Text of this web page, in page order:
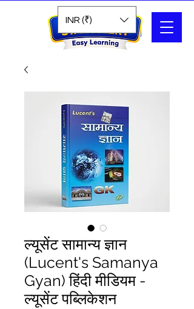
Search
INR (₹)
ल्यूसेंट सामान्य ज्ञान
(Lucent's Samanya
Gyan) हिंदी मीडियम -
ल्यूसेंट पब्लिकेशन